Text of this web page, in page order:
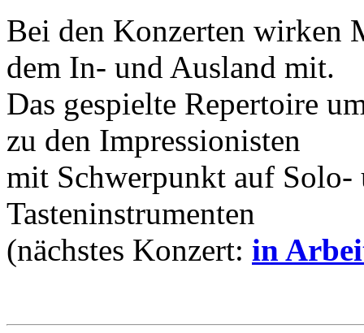
Bei den Konzerten wirken
dem In- und Ausland mit.
Das gespielte Repertoire
zu den Impressionisten
mit Schwerpunkt auf
Tasteninstrumenten
(nächstes Konzert: in